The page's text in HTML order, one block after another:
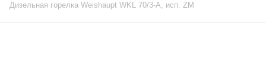
Дизельная горелка Weishaupt WKL 70/3-A, исп. ZM